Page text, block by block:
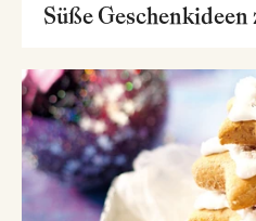
Süße